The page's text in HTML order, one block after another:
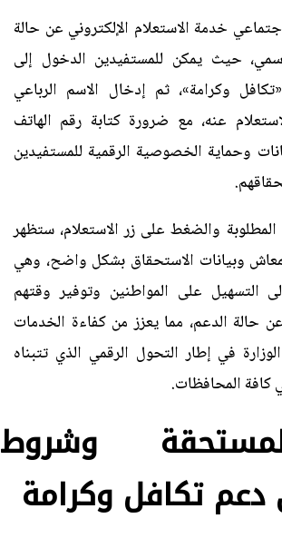
خدمة الاستعلام الإلكتروني عن حالة
حيث يمكن للمستفيدين الدخول إلى
وكرامة»، ثم إدخال الاسم الرباعي
عنه، مع ضرورة كتابة رقم الهاتف
وحماية الخصوصية الرقمية للمستفيدين
المطلوبة والضغط على زر الاستعلام، ستظهر
وبيانات الاستحقاق بشكل واضح، وهي
التسهيل على المواطنين وتوفير وقتهم
حالة الدعم، مما يعزز من كفاءة الخدمات
في إطار التحول الرقمي الذي تتبناه
كافة المحافظات.
وشروط
تكافل وكرامة